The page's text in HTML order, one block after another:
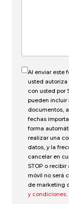
Al enviar este
usted autoriza
con usted por
pueden incluir
documentos,
fechas
forma
realizar una
datos, y la
cancelar en
STOP o
móvil no será
de marketing
y condiciones.